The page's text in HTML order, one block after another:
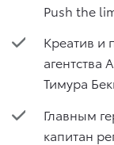
Push the
Креатив и
агентства
Тимура
Главным
капитан